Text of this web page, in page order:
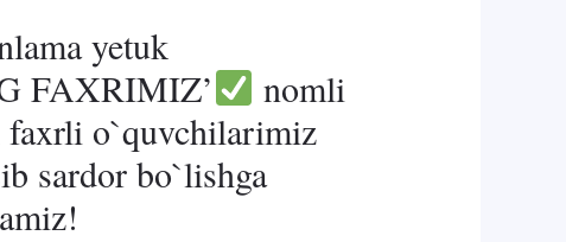
yetuk
FAXRIMIZ’
nomli
faxrli o`quvchilarimiz
sardor bo`lishga